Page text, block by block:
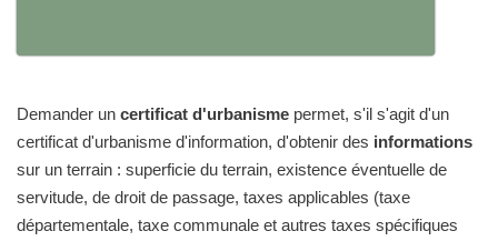
Demander un certificat d'urbanisme permet, s'il s'agit d'un
certificat d'urbanisme d'information, d'obtenir des informations
sur un terrain : superficie du terrain, existence éventuelle de
servitude, de droit de passage, taxes applicables (taxe
départementale, taxe communale et autres taxes spécifiques